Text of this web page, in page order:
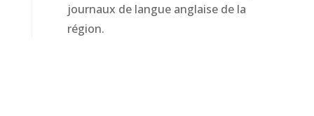
journaux de langue anglaise de la
région.